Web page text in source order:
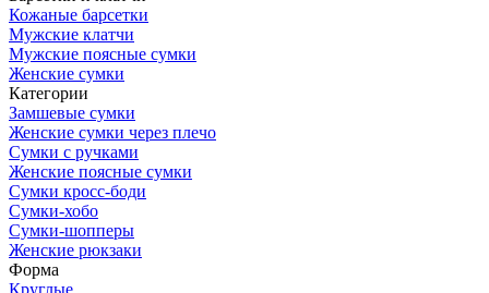
Кожаные барсетки
Мужские клатчи
Мужские поясные сумки
Женские сумки
Категории
Замшевые сумки
Женские сумки через плечо
Сумки с ручками
Женские поясные сумки
Сумки кросс-боди
Сумки-хобо
Сумки-шопперы
Женские рюкзаки
Форма
Круглые